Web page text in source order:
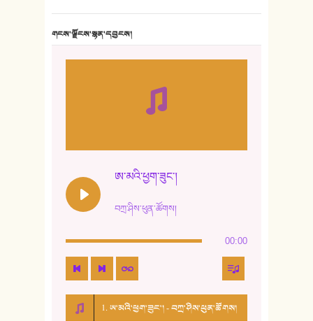
གངས་ལྗོངས་སྙན་དབྱངས།
ཨ་མའི་ཕྱག་ཟུང་།
བཀྲ་ཤིས་ཕུན་ཚོགས།
00:00
1. ཨ་མའི་ཕྱག་ཟུང་། - བཀྲ་ཤིས་ཕུན་ཚོགས།